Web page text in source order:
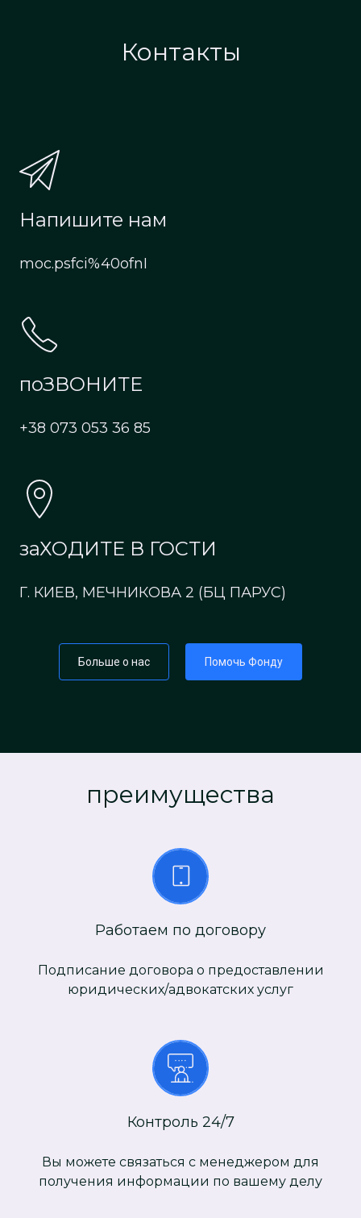
Контакты
Напишите нам
moc.psfci%40ofnI
поЗВОНИТЕ
+38 073 053 36 85
заХОДИТЕ В ГОСТИ
Г. КИЕВ, МЕЧНИКОВА 2 (БЦ ПАРУС)
Больше о нас Помочь Фонду
преимущества
Работаем по договору
Подписание договора о предоставлении
юридических/адвокатских услуг
Контроль 24/7
Вы можете связаться с менеджером для
получения информации по вашему делу